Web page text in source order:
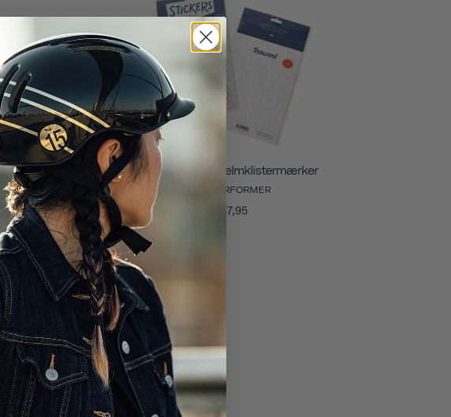
Thousand . Hjelmklistermærker
SUPERFORMER
€7,95